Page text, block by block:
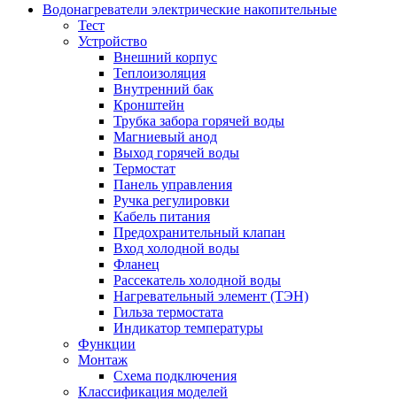
Водонагреватели электрические накопительные
Тест
Устройство
Внешний корпус
Теплоизоляция
Внутренний бак
Кронштейн
Трубка забора горячей воды
Магниевый анод
Выход горячей воды
Термостат
Панель управления
Ручка регулировки
Кабель питания
Предохранительный клапан
Вход холодной воды
Фланец
Рассекатель холодной воды
Нагревательный элемент (ТЭН)
Гильза термостата
Индикатор температуры
Функции
Монтаж
Схема подключения
Классификация моделей